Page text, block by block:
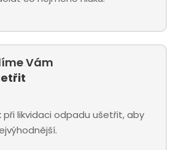
Vám
při likvidaci odpadu ušetřit, aby